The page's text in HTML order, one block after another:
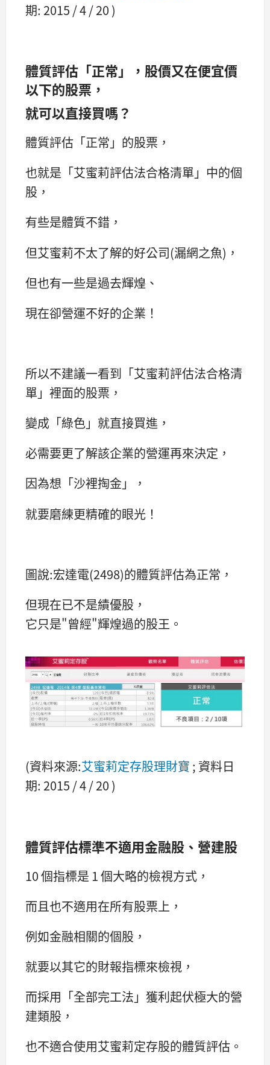
期: 2015 / 4 / 20 )
體質評估「正常」，股價又在便宜價
以下的股票，
就可以直接買嗎？
體質評估「正常」的股票，
也就是「艾蜜莉評估法合格清單」中的個
股，
有些是體質不錯，
但艾蜜莉不太了解的好公司(漏網之魚)，
但也有一些是過去輝煌、
現在卻營運不好的企業！
所以不建議一看到「艾蜜莉評估法合格清
單」裡面的股票，
變成「綠色」就直接買進，
必需要更了解該企業的營運再來決定，
因為想「沙裡掏金」，
就要磨練更精確的眼光！
圖說:宏達電(2498)的體質評估為正常，
但現在已不是績優股，
它只是"曾經"輝煌過的股王。
(資料來源:艾蜜莉定存股理財寶 ; 資料日
期: 2015 / 4 / 20 )
體質評估標準不適用金融股、營建股
10 個指標是 1 個大略的檢視方式，
而且也不適用在所有股票上，
例如金融相關的個股，
就要以其它的財報指標來檢視，
而採用「全部完工法」獲利起伏極大的營
建類股，
也不適合使用艾蜜莉定存股的體質評估。